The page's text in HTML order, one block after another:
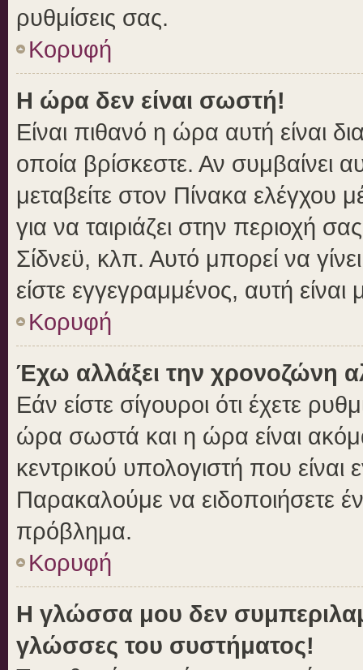
ρυθμίσεις σας.
Κορυφή
Η ώρα δεν είναι σωστή!
Είναι πιθανό η ώρα αυτή είναι
οποία βρίσκεστε. Αν συμβαίνει
μεταβείτε στον Πίνακα ελέγχου
για να ταιριάζει στην περιοχή
Σίδνεϋ, κλπ. Αυτό μπορεί να
είστε εγγεγραμμένος, αυτή είναι
Κορυφή
Έχω αλλάξει την χρονοζώνη
Εάν είστε σίγουροι ότι έχετε
ώρα σωστά και η ώρα είναι
κεντρικού υπολογιστή που
Παρακαλούμε να ειδοποιήσετε
πρόβλημα.
Κορυφή
Η γλώσσα μου δεν
γλώσσες του συστήματος!